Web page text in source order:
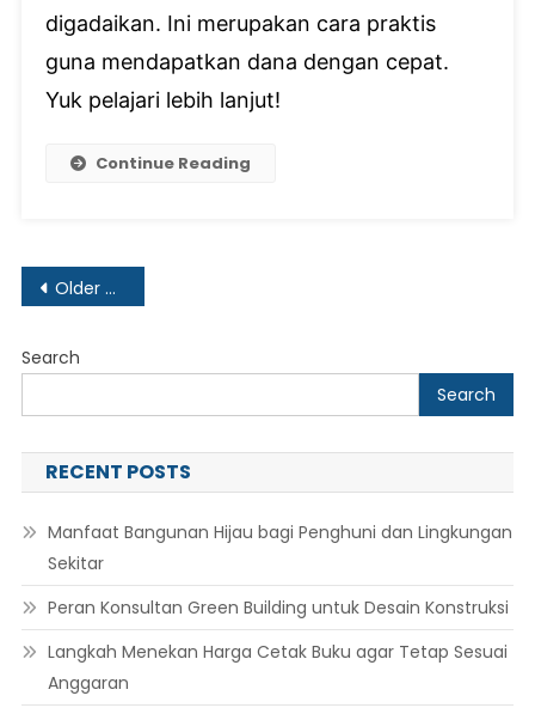
digadaikan. Ini merupakan cara praktis
guna mendapatkan dana dengan cepat.
Yuk pelajari lebih lanjut!
Continue Reading
Posts
Older posts
Search
Search
RECENT POSTS
Manfaat Bangunan Hijau bagi Penghuni dan Lingkungan
Sekitar
Peran Konsultan Green Building untuk Desain Konstruksi
Langkah Menekan Harga Cetak Buku agar Tetap Sesuai
Anggaran